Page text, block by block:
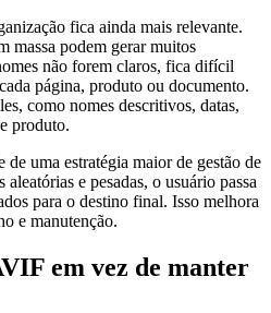
fica ainda mais relevante.
massa podem gerar muitos
não forem claros, fica difícil
página, produto ou documento.
como nomes descritivos, datas,
produto.
uma estratégia maior de gestão de
e pesadas, o usuário passa
para o destino final. Isso melhora
e manutenção.
em vez de manter